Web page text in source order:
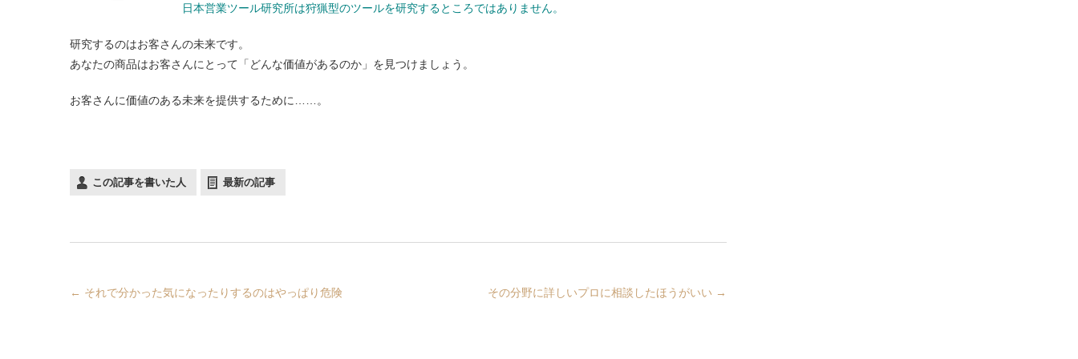
日本営業ツール研究所は狩猟型のツールを研究するところではありません。
研究するのはお客さんの未来です。
あなたの商品はお客さんにとって「どんな価値があるのか」を見つけましょう。
お客さんに価値のある未来を提供するために……。
この記事を書いた人 最新の記事
← それで分かった気になったりするのはやっぱり危険 その分野に詳しいプロに相談したほうがいい →